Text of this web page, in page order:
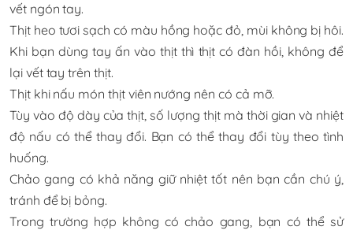
vết ngón tay.
Thịt heo tươi sạch có màu hồng hoặc đỏ, mùi không bị hôi.
Khi bạn dùng tay ấn vào thịt thì thịt có đàn hồi, không để
lại vết tay trên thịt.
Thịt khi nấu món thịt viên nướng nên có cả mỡ.
Tùy vào độ dày của thịt, số lượng thịt mà thời gian và nhiệt
độ nấu có thể thay đổi. Bạn có thể thay đổi tùy theo tình
huống.
Chảo gang có khả năng giữ nhiệt tốt nên bạn cần chú ý,
tránh để bị bỏng.
Trong trường hợp không có chảo gang, bạn có thể sử